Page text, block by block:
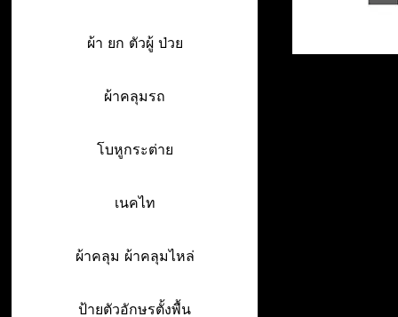
ผ้า ยก ตัวผู้ ป่วย
ผ้าคลุมรถ
โบหูกระต่าย
เนคไท
ผ้าคลุม ผ้าคลุมไหล่
ป้ายตัวอักษรตั้งพื้น